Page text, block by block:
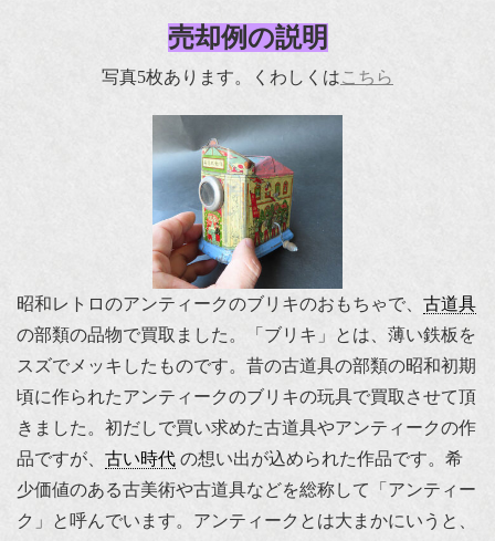
売却例の説明
写真5枚あります。くわしくはこちら
昭和レトロのアンティークのブリキのおもちゃで、 古道具
の部類の品物で買取ました。「ブリキ」とは、薄い鉄板を
スズでメッキしたものです。昔の古道具の部類の昭和初期
頃に作られたアンティークのブリキの玩具で買取させて頂
きました。初だしで買い求めた古道具やアンティークの作
品ですが、 古い時代 の想い出が込められた作品です。希
少価値のある古美術や古道具などを総称して「アンティー
ク」と呼んでいます。アンティークとは大まかにいうと、